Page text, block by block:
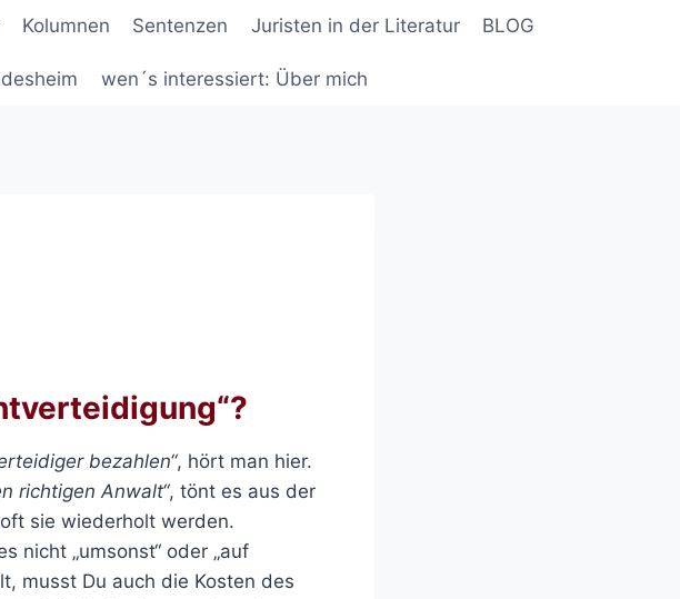
Kolumnen Sentenzen Juristen in der Literatur BLOG
wen´s interessiert: Über mich
bezahlen“, hört man hier.
richtigen Anwalt“, tönt es aus der
sie wiederholt werden.
nicht „umsonst“ oder „auf
musst Du auch die Kosten des